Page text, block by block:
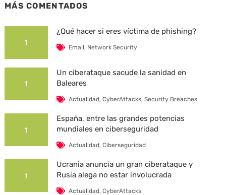
MÁS COMENTADOS
1
¿Qué hacer si eres víctima de phishing?
Email, Network Security
1
Un ciberataque sacude la sanidad en
Baleares
Actualidad,CyberAttacks,Security Breaches
1
España, entre las grandes potencias
mundiales en ciberseguridad
Actualidad,Ciberseguridad
1
Ucrania anuncia un gran ciberataque y
Rusia alega no estar involucrada
Actualidad,CyberAttacks